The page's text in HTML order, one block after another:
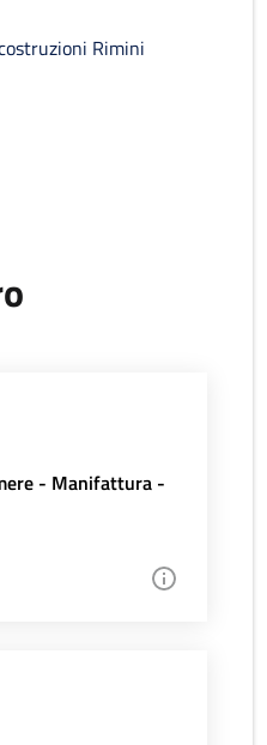
Rimini
- Manifattura -